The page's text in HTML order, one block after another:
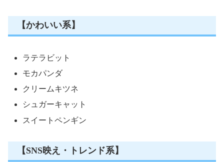
【かわいい系】
ラテラビット
モカパンダ
クリームキツネ
シュガーキャット
スイートペンギン
【SNS映え・トレンド系】